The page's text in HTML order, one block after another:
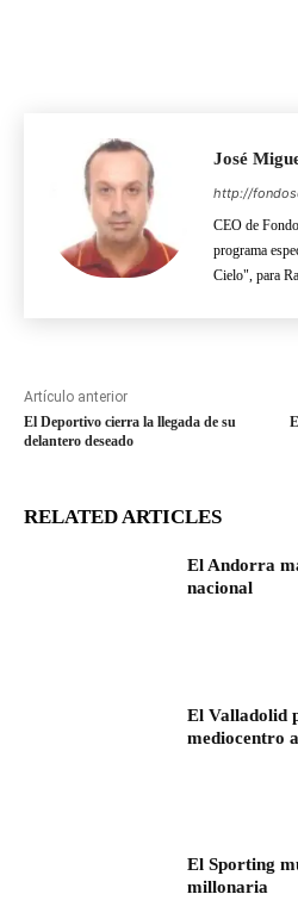
José
http://
CEO de
programa
Cielo", para
Artículo anterior
El Deportivo cierra la llegada de su
delantero deseado
RELATED ARTICLES
El Andorra
nacional
El Valladolid
mediocentro
El Sporting
millonaria